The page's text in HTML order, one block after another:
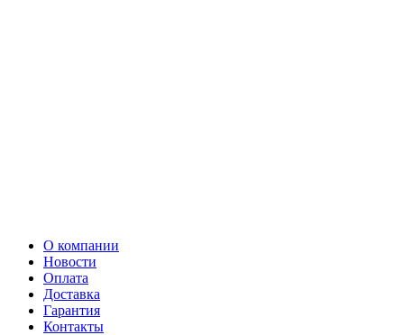
О компании
Новости
Оплата
Доставка
Гарантия
Контакты